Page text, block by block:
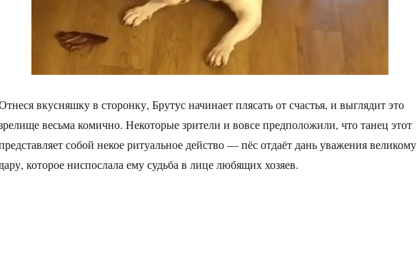
вкусняшку в сторонку, Брутус начинает плясать от счастья, и выглядит это
весьма комично. Некоторые зрители и вовсе предположили, что танец этот
собой некое ритуальное действо — пёс отдаёт дань уважения великому
дару, которое ниспослала ему судьба в лице любящих хозяев.